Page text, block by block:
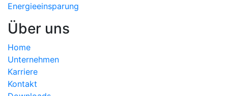
Energieeinsparung
Über uns
Home
Unternehmen
Karriere
Kontakt